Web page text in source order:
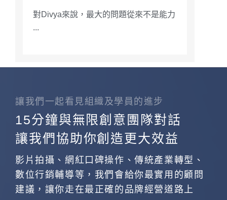
對Divya來說，最大的問題從來不是能力
...
讓我們一起看見組織及學員的進步
15分鐘與無限創意團隊對話
讓我們協助你創造更大效益
影片拍攝、網紅口碑操作、傳統產業轉型、
數位行銷輔導等，我們會給你最實用的顧問
建議，讓你走在最正確的品牌經營道路上